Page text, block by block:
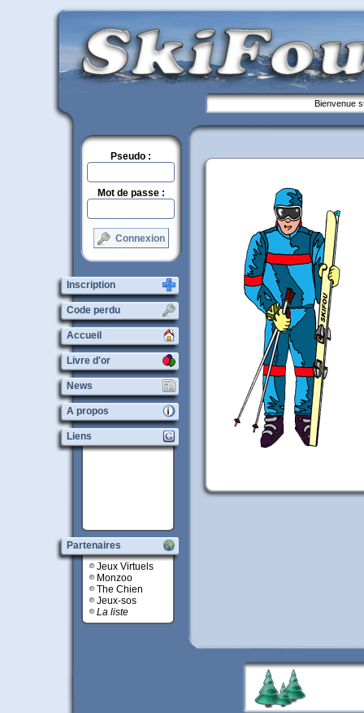
Bienvenue
Pseudo :
Mot de passe :
Connexion
Inscription
Code perdu
Accueil
Livre d'or
News
A propos
Liens
Partenaires
Jeux Virtuels
Monzoo
The Chien
Jeux-sos
La liste